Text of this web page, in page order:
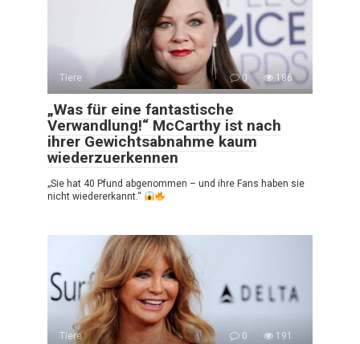
Tiere 0 186
„Was für eine fantastische
Verwandlung!“ McCarthy ist nach
ihrer Gewichtsabnahme kaum
wiederzuerkennen
„Sie hat 40 Pfund abgenommen – und ihre Fans haben sie
nicht wiedererkannt.“
Tiere 0 191